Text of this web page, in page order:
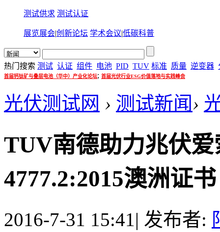
测试供求 测试认证
展览展会|创新论坛 学术会议|低碳科普
热门搜索 测试 认证 组件 电池 PID TUV 标准 质量 逆变器
首届钙钛矿与叠层电池（华中）产业化论坛; 首届光伏行业ESG价值落地与实践峰会
光伏测试网 › 测试新闻›
TUV南德助力兆伏爱
4777.2:2015澳洲证书
2016-7-31 15:41| 发布者: